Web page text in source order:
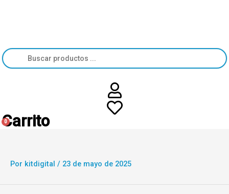
Búsqueda
de
productos
0
Carrito
Por kitdigital / 23 de mayo de 2025